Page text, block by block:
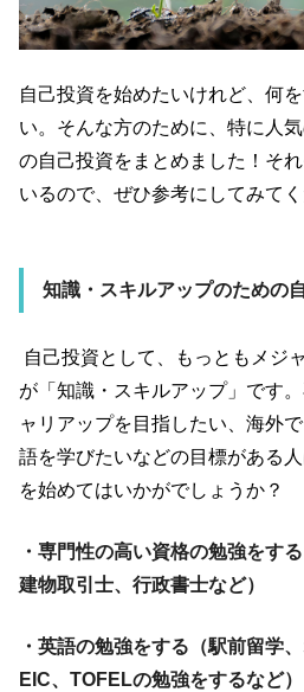
自己投資を始めたいけれど、何
い。そんな方のために、特に人
の自己投資をまとめました！そ
いるので、ぜひ参考にしてみてく
知識・スキルアップのための
自己投資として、もっともメジ
が「知識・スキルアップ」です
ャリアップを目指したい、海外
語を学びたいなどの目標がある
を始めてはいかがでしょうか？
・専門性の高い資格の勉強をす
建物取引士、行政書士など）
・英語の勉強をする（駅前留学
EIC、TOFELの勉強をするなど）